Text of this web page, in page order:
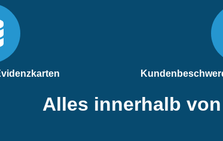
Alles innerhalb